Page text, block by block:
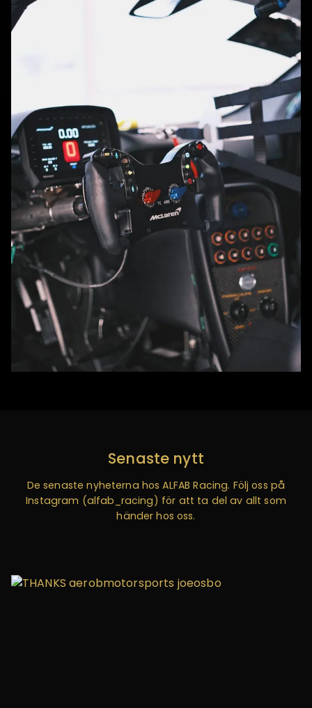
Senaste nytt
De senaste nyheterna hos ALFAB Racing. Följ oss på
Instagram (alfab_racing) för att ta del av allt som
händer hos oss.